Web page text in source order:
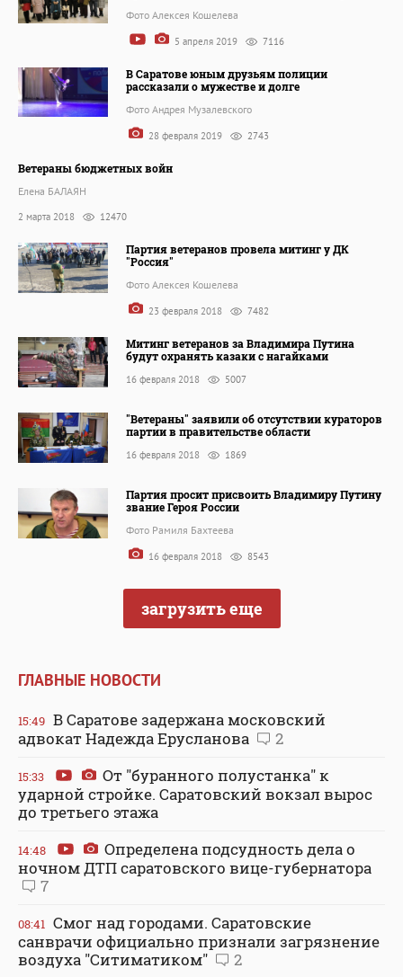
Фото Алексея Кошелева
5 апреля 2019 7116
В Саратове юным друзьям полиции
рассказали о мужестве и долге
Фото Андрея Музалевского
28 февраля 2019 2743
Ветераны бюджетных войн
Елена БАЛАЯН
2 марта 2018 12470
Партия ветеранов провела митинг у ДК
"Россия"
Фото Алексея Кошелева
23 февраля 2018 7482
Митинг ветеранов за Владимира Путина
будут охранять казаки с нагайками
16 февраля 2018 5007
"Ветераны" заявили об отсутствии кураторов
партии в правительстве области
16 февраля 2018 1869
Партия просит присвоить Владимиру Путину
звание Героя России
Фото Рамиля Бахтеева
16 февраля 2018 8543
загрузить еще
ГЛАВНЫЕ НОВОСТИ
15:49 В Саратове задержана московский
адвокат Надежда Ерусланова
2
15:33
От "буранного полустанка" к
ударной стройке. Саратовский вокзал вырос
до третьего этажа
14:48
Определена подсудность дела о
ночном ДТП саратовского вице-губернатора
7
08:41 Смог над городами. Саратовские
санврачи официально признали загрязнение
воздуха "Ситиматиком"
2